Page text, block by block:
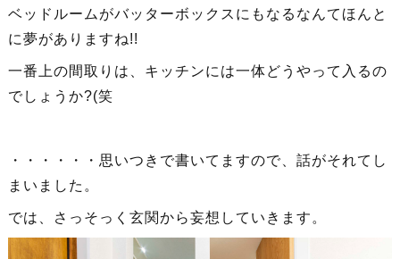
ベッドルームがバッターボックスにもなるなんてほんと
に夢がありますね!!
一番上の間取りは、キッチンには一体どうやって入るの
でしょうか?(笑
・・・・・・思いつきで書いてますので、話がそれてし
まいました。
では、さっそっく玄関から妄想していきます。